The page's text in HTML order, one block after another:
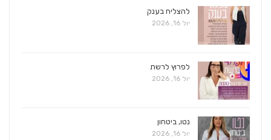
להצליח בענק
יול 16, 2026
לפרוץ לרשת
יול 16, 2026
נטו, ביטחון
יול 16, 2026